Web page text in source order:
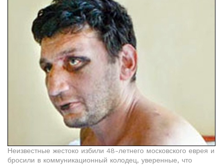
Неизвестные жестоко избили 48-летнего московского еврея и
бросили в коммуникационный колодец, уверенные, что